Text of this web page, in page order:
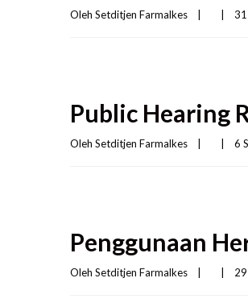
Oleh Setditjen Farmalkes
Public Hearing
Oleh Setditjen Farmalkes 6
Penggunaan
Oleh Setditjen Farmalkes